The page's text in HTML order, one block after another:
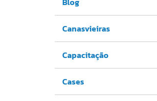
Canasvieiras
Capacitação
Cases